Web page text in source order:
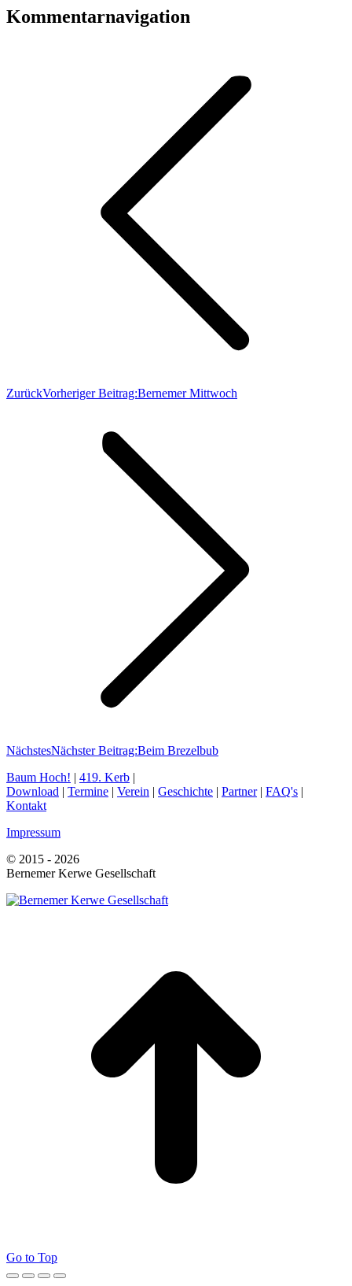
Kommentarnavigation
ZurückVorheriger Beitrag:Bernemer Mittwoch
NächstesNächster Beitrag:Beim Brezelbub
Baum Hoch! | 419. Kerb |
Download | Termine | Verein | Geschichte | Partner| FAQ's |
Kontakt
Impressum
© 2015 - 2026
Bernemer Kerwe Gesellschaft
Go to Top